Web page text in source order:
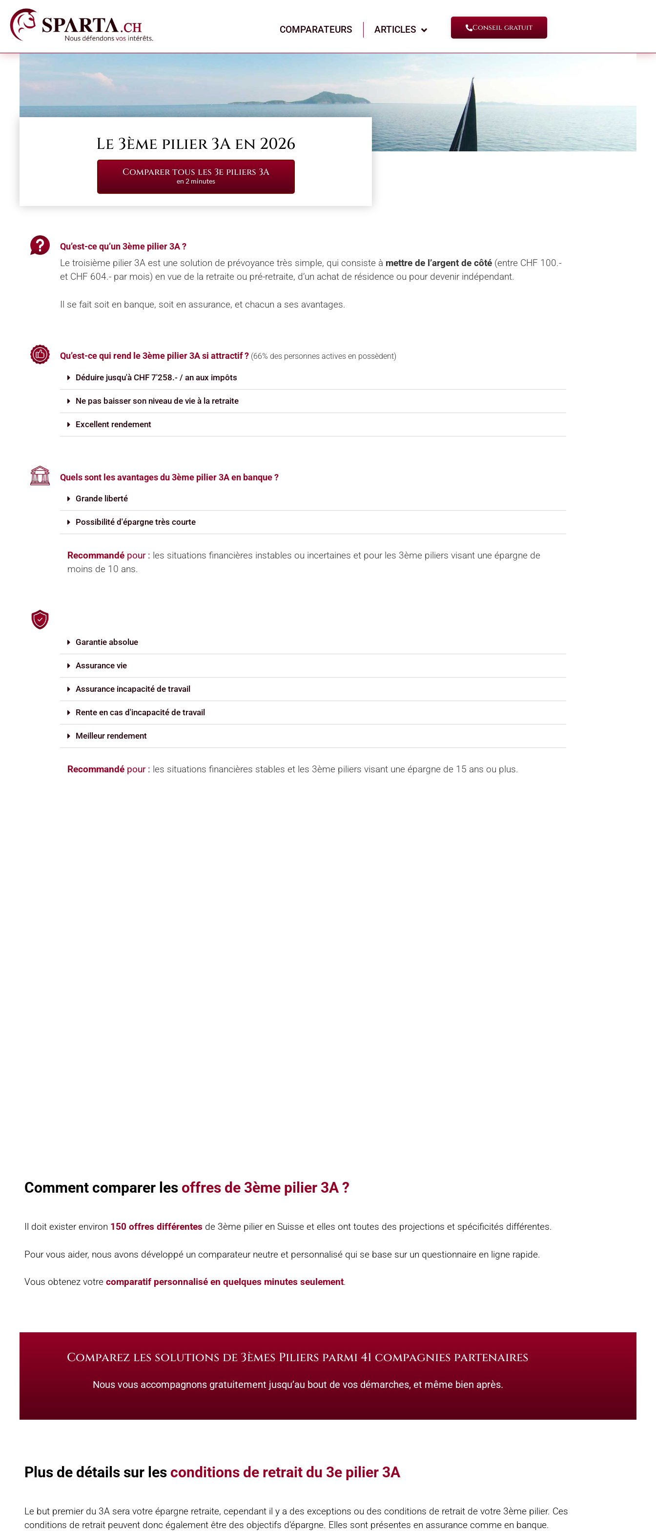
COMPARATEURS ARTICLES Conseil gratuit
Le 3ème pilier 3A en 2026
Comparer tous les 3e piliers 3A
en 2 minutes
Qu’est-ce qu’un 3ème pilier 3A ?
Le troisième pilier 3A est une solution de prévoyance très simple, qui consiste à mettre de l’argent de côté (entre CHF 100.-
et CHF 604.- par mois) en vue de la retraite ou pré-retraite, d’un achat de résidence ou pour devenir indépendant.
Il se fait soit en banque, soit en assurance, et chacun a ses avantages.
Qu’est-ce qui rend le 3ème pilier 3A si attractif ? (66% des personnes actives en possèdent)
Déduire jusqu'à CHF 7'258.- / an aux impôts
Ne pas baisser son niveau de vie à la retraite
Excellent rendement
Quels sont les avantages du 3ème pilier 3A en banque ?
Grande liberté
Possibilité d'épargne très courte
Recommandé pour : les situations financières instables ou incertaines et pour les 3ème piliers visant une épargne de
moins de 10 ans.
Garantie absolue
Assurance vie
Assurance incapacité de travail
Rente en cas d'incapacité de travail
Meilleur rendement
Recommandé pour : les situations financières stables et les 3ème piliers visant une épargne de 15 ans ou plus.
Comment comparer les offres de 3ème pilier 3A ?
Il doit exister environ 150 offres différentes de 3ème pilier en Suisse et elles ont toutes des projections et spécificités différentes.
Pour vous aider, nous avons développé un comparateur neutre et personnalisé qui se base sur un questionnaire en ligne rapide.
Vous obtenez votre comparatif personnalisé en quelques minutes seulement.
Comparez les solutions de 3èmes Piliers parmi 41 compagnies partenaires
Nous vous accompagnons gratuitement jusqu’au bout de vos démarches, et même bien après.
Plus de détails sur les conditions de retrait du 3e pilier 3A
Le but premier du 3A sera votre épargne retraite, cependant il y a des exceptions ou des conditions de retrait de votre 3ème pilier. Ces
conditions de retrait peuvent donc également être des objectifs d’épargne. Elles sont présentes en assurance comme en banque.